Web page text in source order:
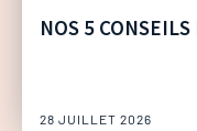
NOS 5
28 JUILLET 2026